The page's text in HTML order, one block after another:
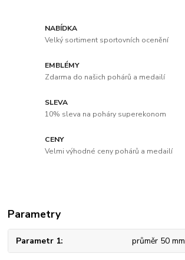
NABÍDKA
Velký sortiment sportovních ocenění
EMBLÉMY
Zdarma do našich pohárů a medailí
SLEVA
10% sleva na poháry superekonom
CENY
Velmi výhodné ceny pohárů a medailí
Parametry
Parametr 1 průměr 50 mm